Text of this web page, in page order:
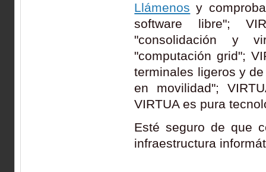
Llámenos y
software libre";
"consolidación y
"computación grid";
terminales ligeros y
en movilidad";
VIRTUA es pura
Esté seguro de que
infraestructura